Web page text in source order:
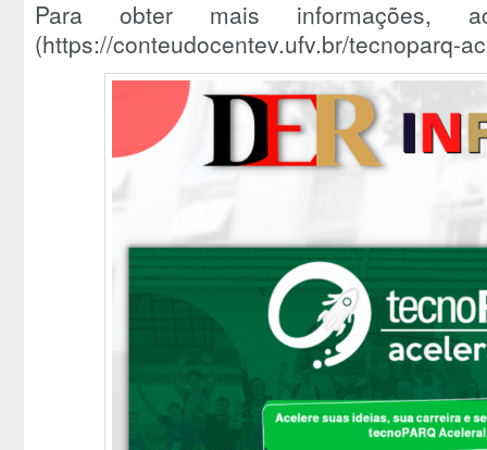
Para obter mais informações,
(https://conteudocentev.ufv.br/tecnoparq-